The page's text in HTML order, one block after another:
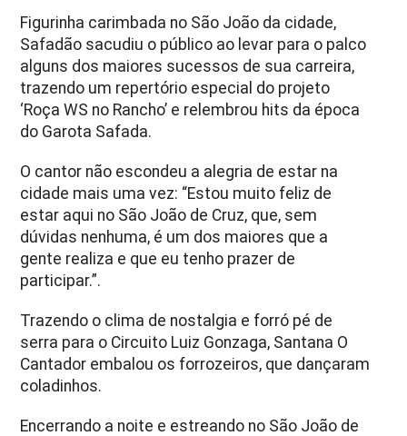
Figurinha carimbada no São João da cidade,
Safadão sacudiu o público ao levar para o palco
alguns dos maiores sucessos de sua carreira,
trazendo um repertório especial do projeto
‘Roça WS no Rancho’ e relembrou hits da época
do Garota Safada.
O cantor não escondeu a alegria de estar na
cidade mais uma vez: “Estou muito feliz de
estar aqui no São João de Cruz, que, sem
dúvidas nenhuma, é um dos maiores que a
gente realiza e que eu tenho prazer de
participar.”.
Trazendo o clima de nostalgia e forró pé de
serra para o Circuito Luiz Gonzaga, Santana O
Cantador embalou os forrozeiros, que dançaram
coladinhos.
Encerrando a noite e estreando no São João de